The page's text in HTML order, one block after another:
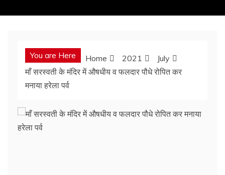
You are Here Home 2021
July
माँ सरस्वती के मंदिर में औषधीय व फलदार पौधे रोपित कर
मनाया हरेला पर्व